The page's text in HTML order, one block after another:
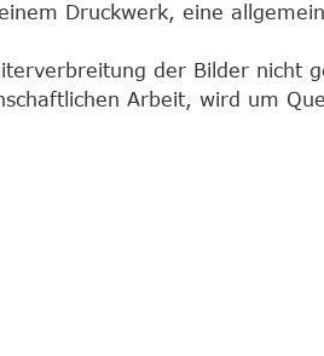
Druckwerk, eine
der Bilder nicht
Arbeit, wird um